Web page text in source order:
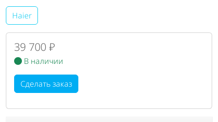
Haier
39 700 ₽
В наличии
Сделать заказ